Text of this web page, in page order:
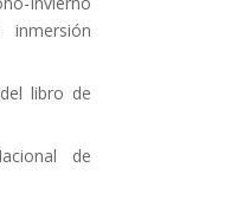
inmersión
libro de
de